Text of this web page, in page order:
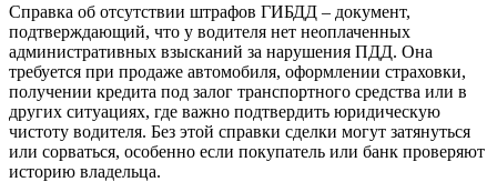
Справка об отсутствии штрафов ГИБДД – документ,
подтверждающий, что у водителя нет неоплаченных
административных взысканий за нарушения ПДД. Она
требуется при продаже автомобиля, оформлении страховки,
получении кредита под залог транспортного средства или в
других ситуациях, где важно подтвердить юридическую
чистоту водителя. Без этой справки сделки могут затянуться
или сорваться, особенно если покупатель или банк проверяют
историю владельца.